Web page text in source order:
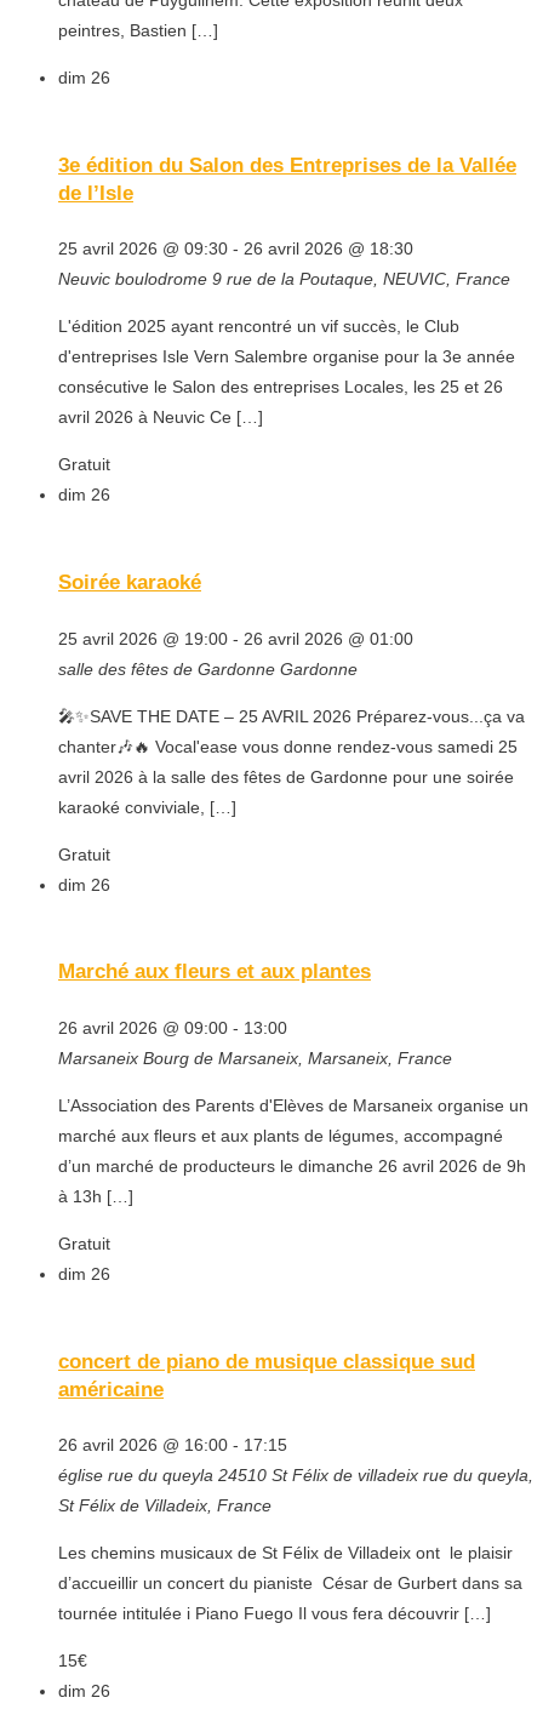
peintres, Bastien […]
dim 26
3e édition du Salon des Entreprises de la Vallée
de l’Isle
25 avril 2026 @ 09:30 - 26 avril 2026 @ 18:30
Neuvic boulodrome 9 rue de la Poutaque, NEUVIC, France
L'édition 2025 ayant rencontré un vif succès, le Club
d'entreprises Isle Vern Salembre organise pour la 3e année
consécutive le Salon des entreprises Locales, les 25 et 26
avril 2026 à Neuvic Ce […]
Gratuit
dim 26
Soirée karaoké
25 avril 2026 @ 19:00 - 26 avril 2026 @ 01:00
salle des fêtes de Gardonne Gardonne
🎤✨SAVE THE DATE – 25 AVRIL 2026 Préparez-vous...ça va
chanter🎶🔥 Vocal'ease vous donne rendez-vous samedi 25
avril 2026 à la salle des fêtes de Gardonne pour une soirée
karaoké conviviale, […]
Gratuit
dim 26
Marché aux fleurs et aux plantes
26 avril 2026 @ 09:00 - 13:00
Marsaneix Bourg de Marsaneix, Marsaneix, France
L’Association des Parents d'Elèves de Marsaneix organise un
marché aux fleurs et aux plants de légumes, accompagné
d’un marché de producteurs le dimanche 26 avril 2026 de 9h
à 13h […]
Gratuit
dim 26
concert de piano de musique classique sud
américaine
26 avril 2026 @ 16:00 - 17:15
église rue du queyla 24510 St Félix de villadeix rue du queyla,
St Félix de Villadeix, France
Les chemins musicaux de St Félix de Villadeix ont le plaisir
d’accueillir un concert du pianiste César de Gurbert dans sa
tournée intitulée i Piano Fuego Il vous fera découvrir […]
15€
dim 26